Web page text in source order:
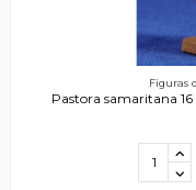
Figuras
Pastora samaritana